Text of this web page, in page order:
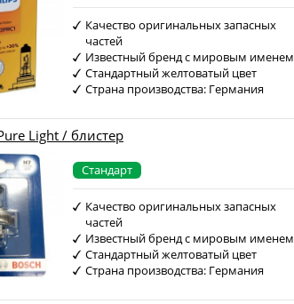
Качество оригинальных запасных
частей
Известный бренд с мировым именем
Стандартный желтоватый цвет
Страна производства: Германия
Light / блистер
Стандарт
Качество оригинальных запасных
частей
Известный бренд с мировым именем
Стандартный желтоватый цвет
Страна производства: Германия